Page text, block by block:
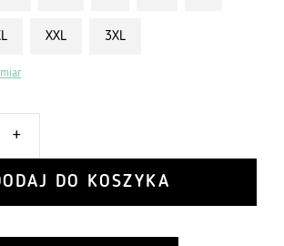
XXL 3XL
Męska
Tour
+
DO KOSZYKA